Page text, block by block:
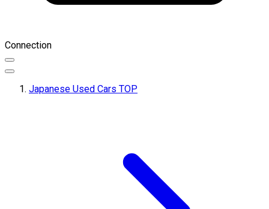
Connection
Japanese Used Cars TOP